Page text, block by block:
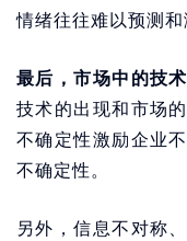
情绪往往难以预测和
最后，市场中的技
技术的出现和市场
不确定性激励企业
不确定性。
另外，信息不对称